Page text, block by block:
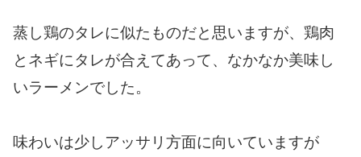
蒸し鶏のタレに似たものだと思いますが、鶏肉
とネギにタレが合えてあって、なかなか美味し
いラーメンでした。
味わいは少しアッサリ方面に向いていますが